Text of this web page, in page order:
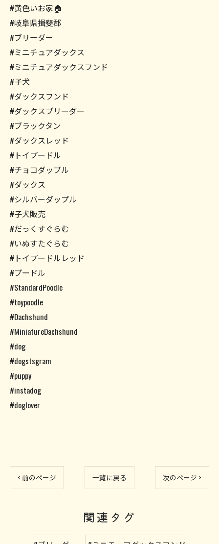
#黄色いお家🏠
#岐阜県揖斐郡
#ブリーダー
#ミニチュアダックス
#ミニチュアダックスフンド
#子犬
#ダックスフンド
#ダックスブリーダー
#ブラックタン
#ダックスレッド
#トイプードル
#チョコダップル
#ダックス
#シルバーダップル
#子犬販売
#だっくすぐらむ
#いぬすたぐらむ
#トイプードルレッド
#プードル
#StandardPoodle
#toypoodle
#Dachshund
#MiniatureDachshund
#dog
#dogstsgram
#puppy
#instadog
#doglover
< 前のページ 一覧に戻る 次のページ >
関連タグ